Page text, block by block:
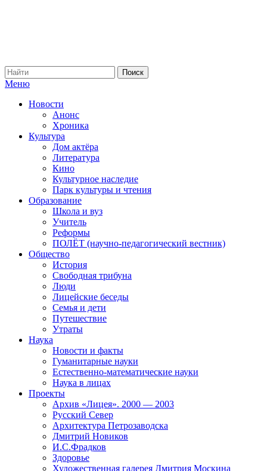
Меню
Новости
Анонс
Хроника
Культура
Дом актёра
Литература
Кино
Культурное наследие
Парк культуры и чтения
Образование
Школа и вуз
Учитель
Реформы
ПОЛЁТ (научно-педагогический вестник)
Общество
История
Свободная трибуна
Люди
Лицейские беседы
Семья и дети
Путешествие
Утраты
Наука
Новости и факты
Гуманитарные науки
Естественно-математические науки
Наука в лицах
Проекты
Архив «Лицея». 2000 — 2003
Русский Север
Архитектура Петрозаводска
Дмитрий Новиков
И.С.Фрадков
Здоровье
Художественная галерея Дмитрия Москина